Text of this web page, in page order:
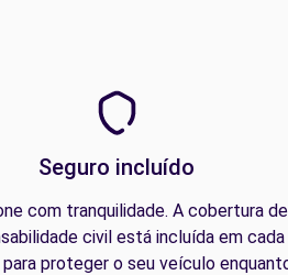
Seguro incluído
com tranquilidade. A cobertura de
civil está incluída em cada
proteger o seu veículo